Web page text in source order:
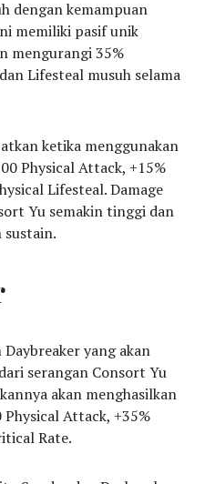
dengan kemampuan
memiliki pasif unik
mengurangi 35%
Lifesteal musuh selama
ketika menggunakan
Physical Attack, +15%
Lifesteal. Damage
Yu semakin tinggi dan
sustain.
yang akan
serangan Consort Yu
akan menghasilkan
Attack, +35%
Rate.